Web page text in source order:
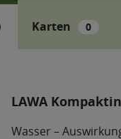
Karten 0